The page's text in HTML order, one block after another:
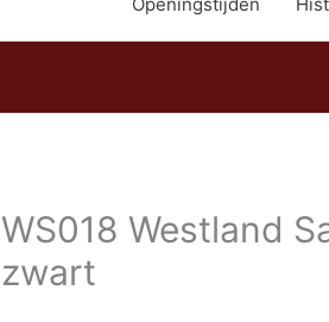
WS018 Westland
zwart